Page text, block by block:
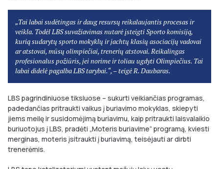
„Tai labai sudėtingas ir daug resursų reikalaujantis procesas ir
veikla. Todėl LBS suvažiavimas nutarė įsteigti Sporto komisiją,
kurią sudarytų sporto mokyklų ir jachtų klasių asociacijų vadovai
ar atstovai, mūsų olimpiečiai, trenerių atstovai. Reikalingas
profesionalus požiūris, jei norime ir toliau ugdyti Olimpiečius. Tai
labai didelė pagalba LBS tarybai.“, – teigė R. Daubaras.
LBS pagrindiniuose tiksluose – sukurti veikiančias programas,
padedančias pritraukti vaikus į buriavimo mokyklas, skiepyti
jiems meilę ir susidomėjimą buriavimu, kaip pritraukti laisvalaikio
buriuotojus į LBS, pradėti „Moteris buriavime“ programą, kviesti
merginas, moteris įsitraukti į buriavimą, teisėjauti ar dirbti
trenerėmis.